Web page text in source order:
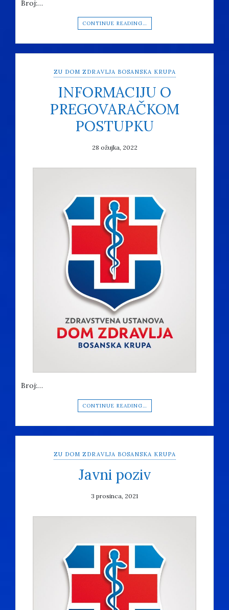
Broj:…
CONTINUE READING…
ZU DOM ZDRAVLJA BOSANSKA KRUPA
INFORMACIJU O
PREGOVARAČKOM
POSTUPKU
28 ožujka, 2022
Broj:…
CONTINUE READING…
ZU DOM ZDRAVLJA BOSANSKA KRUPA
Javni poziv
3 prosinca, 2021